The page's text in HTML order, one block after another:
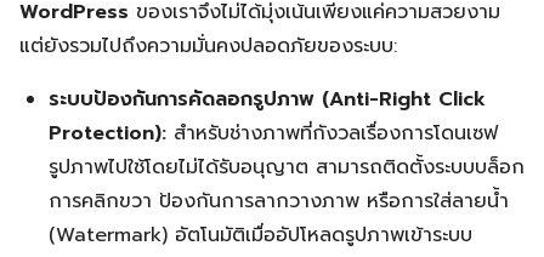
WordPress ของเราจึงไม่ได้มุ่งเน้นเพียงแค่ความสวยงาม
แต่ยังรวมไปถึงความมั่นคงปลอดภัยของระบบ:
ระบบป้องกันการคัดลอกรูปภาพ (Anti-Right Click
Protection): สำหรับช่างภาพที่กังวลเรื่องการโดนเซฟ
รูปภาพไปใช้โดยไม่ได้รับอนุญาต สามารถติดตั้งระบบบล็อก
การคลิกขวา ป้องกันการลากวางภาพ หรือการใส่ลายน้ำ
(Watermark) อัตโนมัติเมื่ออัปโหลดรูปภาพเข้าระบบ